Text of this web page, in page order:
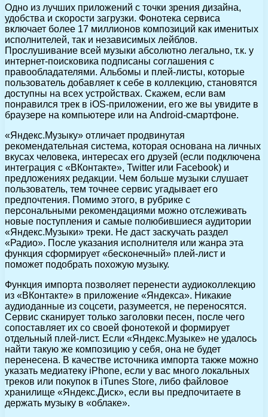
Одно из лучших приложений с точки зрения дизайна,
удобства и скорости загрузки. Фонотека сервиса
включает более 17 миллионов композиций как именитых
исполнителей, так и независимых лейблов.
Прослушивание всей музыки абсолютно легально, т.к. у
интернет-поисковика подписаны соглашения с
правообладателями. Альбомы и плей-листы, которые
пользователь добавляет к себе в коллекцию, становятся
доступны на всех устройствах. Скажем, если вам
понравился трек в iOS-приложении, его же вы увидите в
браузере на компьютере или на Android-смартфоне.
«Яндекс.Музыку» отличает продвинутая
рекомендательная система, которая основана на личных
вкусах человека, интересах его друзей (если подключена
интеграция с «ВКонтакте», Twitter или Facebook) и
предложениях редакции. Чем больше музыки слушает
пользователь, тем точнее сервис угадывает его
предпочтения. Помимо этого, в рубрике с
персональными рекомендациями можно отслеживать
новые поступления и самые полюбившиеся аудитории
«Яндекс.Музыки» треки. Не даст заскучать раздел
«Радио». После указания исполнителя или жанра эта
функция сформирует «бесконечный» плей-лист и
поможет подобрать похожую музыку.
Функция импорта позволяет перенести аудиоколлекцию
из «ВКонтакте» в приложение «Яндекса». Никакие
аудиоданные из соцсети, разумеется, не переносятся.
Сервис сканирует только заголовки песен, после чего
сопоставляет их со своей фонотекой и формирует
отдельный плей-лист. Если «Яндекс.Музыке» не удалось
найти такую же композицию у себя, она не будет
перенесена. В качестве источника импорта также можно
указать медиатеку iPhone, если у вас много локальных
треков или покупок в iTunes Store, либо файловое
хранилище «Яндекс.Диск», если вы предпочитаете в
держать музыку в «облаке».